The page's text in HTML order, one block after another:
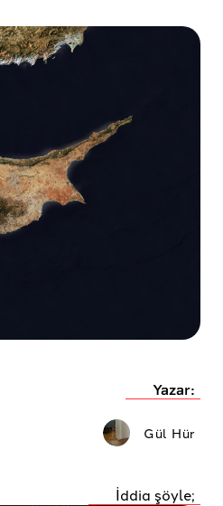
Yazar:
Gül Hür
İddia şöyle;